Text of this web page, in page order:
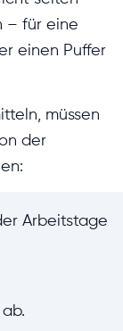
– für eine
einen Puffer
müssen
der
Arbeitstage